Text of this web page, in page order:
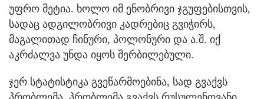
უფრო მეტია. ხოლო იმ ენობრივი ჯგუფებისთვის,
სადაც ადგილობრივი კადრებიც გვიჭირს,
მაგალითად ჩინური, პოლონური და ა.შ. იქ
აკრძალვა უნდა იყოს შერბილებული.
ჯერ სტატისტიკა გვეწარმოებინა, სად გვაქვს